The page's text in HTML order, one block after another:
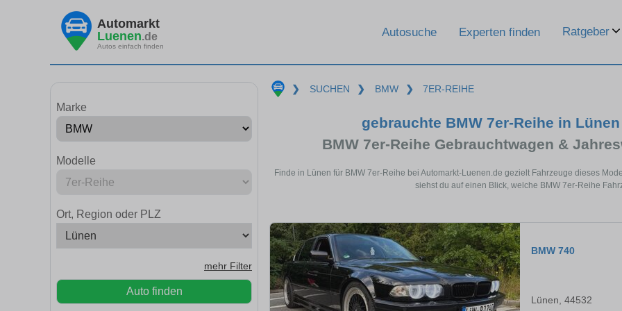
Automarkt
Luenen.de
Autos einfach finden
Autosuche Experten finden Ratgeber
Marke
Modelle
Ort, Region oder PLZ
mehr Filter
Auto finden
❯ SUCHEN ❯ BMW ❯ 7ER-REIHE
gebrauchte BMW 7er-Reihe in
BMW 7er-Reihe Gebrauchtwagen &
Finde in Lünen für BMW 7er-Reihe bei Automarkt-Luenen.de gezielt Fahrzeuge dieses
siehst du auf einen Blick, welche BMW 7er-Reihe
BMW 740
Lünen, 44532